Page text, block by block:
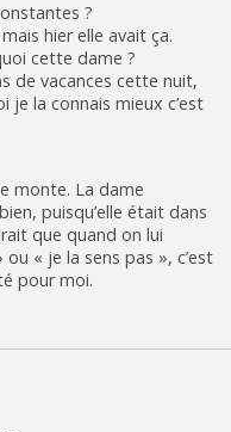
?
hier elle avait ça.
cette dame ?
de vacances cette nuit,
je la connais mieux c’est
monte. La dame
puisqu’elle était dans
que quand on lui
« je la sens pas », c’est
pour moi.